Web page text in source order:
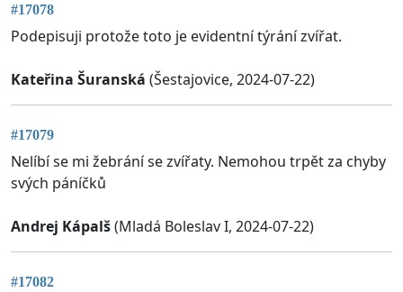
#17078
Podepisuji protože toto je evidentní týrání zvířat.
Kateřina Šuranská (Šestajovice, 2024-07-22)
#17079
Nelíbí se mi žebrání se zvířaty. Nemohou trpět za chyby
svých páníčků
Andrej Kápalš(Mladá Boleslav I, 2024-07-22)
#17082